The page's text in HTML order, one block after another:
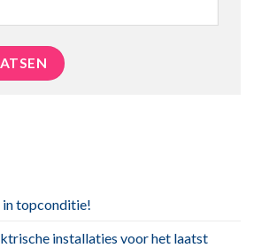
in topconditie!
installaties voor het laatst